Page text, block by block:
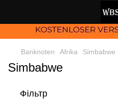
Banknoten Afrika Simbabwe
Simbabwe
Фільтр